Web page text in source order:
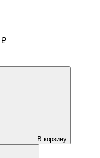
₽
В корзину